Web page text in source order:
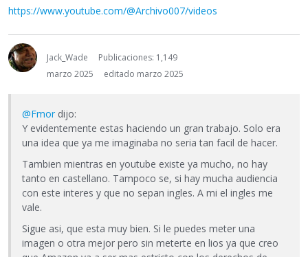
https://www.youtube.com/@Archivo007/videos
Jack_Wade
Publicaciones: 1,149
marzo 2025
editado marzo 2025
@Fmor dijo:
Y evidentemente estas haciendo un gran trabajo. Solo era
una idea que ya me imaginaba no seria tan facil de hacer.
Tambien mientras en youtube existe ya mucho, no hay
tanto en castellano. Tampoco se, si hay mucha audiencia
con este interes y que no sepan ingles. A mi el ingles me
vale.
Sigue asi, que esta muy bien. Si le puedes meter una
imagen o otra mejor pero sin meterte en lios ya que creo